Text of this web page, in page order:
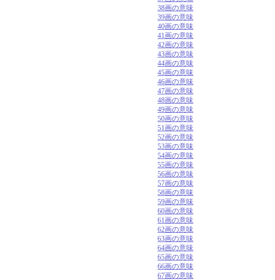
38画の意味
39画の意味
40画の意味
41画の意味
42画の意味
43画の意味
44画の意味
45画の意味
46画の意味
47画の意味
48画の意味
49画の意味
50画の意味
51画の意味
52画の意味
53画の意味
54画の意味
55画の意味
56画の意味
57画の意味
58画の意味
59画の意味
60画の意味
61画の意味
62画の意味
63画の意味
64画の意味
65画の意味
66画の意味
67画の意味